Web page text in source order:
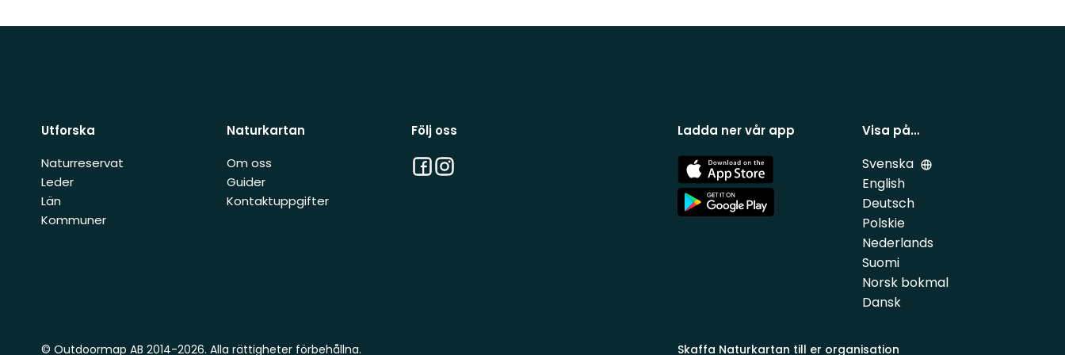
Utforska
Naturreservat
Leder
Län
Kommuner
Naturkartan
Om oss
Guider
Kontaktuppgifter
Följ oss
Facebook
Instagram
Ladda ner vår app
App
Store
App
Store
Visa på…
Svenska
English
Deutsch
Polskie
Nederlands
Suomi
Norsk bokmal
Dansk
Skaffa Naturkartan till er organisation
© Outdoormap AB 2014-2026. Alla rättigheter förbehållna.